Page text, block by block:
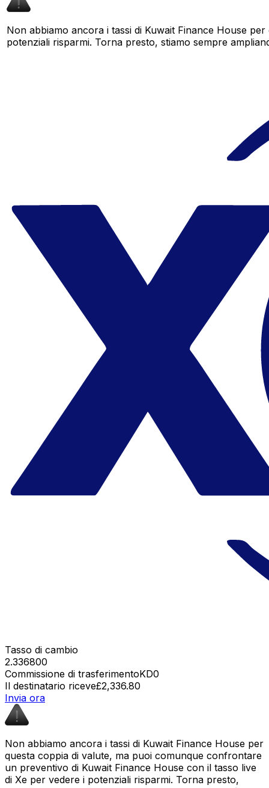
Non abbiamo ancora i tassi di Kuwait Finance House
potenziali risparmi. Torna presto, stiamo sempre
Tasso di cambio
2.336800
Commissione di trasferimentoKD0
Il destinatario riceve£2,336.80
Invia ora
Non abbiamo ancora i tassi di Kuwait Finance House per
questa coppia di valute, ma puoi comunque confrontare
un preventivo di Kuwait Finance House con il tasso live
di Xe per vedere i potenziali risparmi. Torna presto,